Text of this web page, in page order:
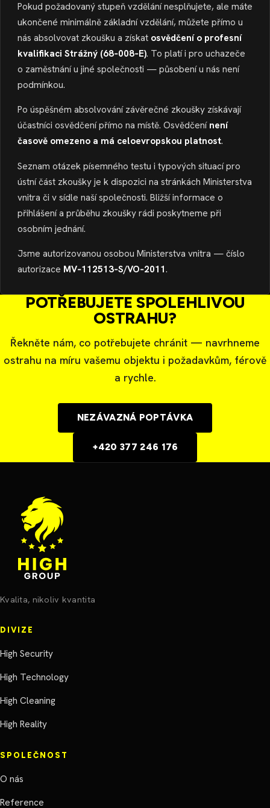
Pokud požadovaný stupeň vzdělání nesplňujete, ale máte
ukončené minimálně základní vzdělání, můžete přímo u
nás absolvovat zkoušku a získat osvědčení o profesní
kvalifikaci Strážný (68‑008‑E). To platí i pro uchazeče
o zaměstnání u jiné společnosti — působení u nás není
podmínkou.
Po úspěšném absolvování závěrečné zkoušky získávají
účastníci osvědčení přímo na místě. Osvědčení není
časově omezeno a má celoevropskou platnost.
Seznam otázek písemného testu i typových situací pro
ústní část zkoušky je k dispozici na stránkách Ministerstva
vnitra či v sídle naší společnosti. Bližší informace o
přihlášení a průběhu zkoušky rádi poskytneme při
osobním jednání.
Jsme autorizovanou osobou Ministerstva vnitra — číslo
autorizace MV‑112513‑S/VO‑2011.
POTŘEBUJETE SPOLEHLIVOU
OSTRAHU?
Řekněte nám, co potřebujete chránit — navrhneme
ostrahu na míru vašemu objektu i požadavkům, férově
a rychle.
NEZÁVAZNÁ POPTÁVKA
+420 377 246 176
Kvalita, nikoliv kvantita
DIVIZE
High Security
High Technology
High Cleaning
High Reality
SPOLEČNOST
O nás
Reference